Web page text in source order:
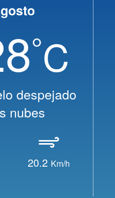
°C
despejado
nubes
20.2 Km/h